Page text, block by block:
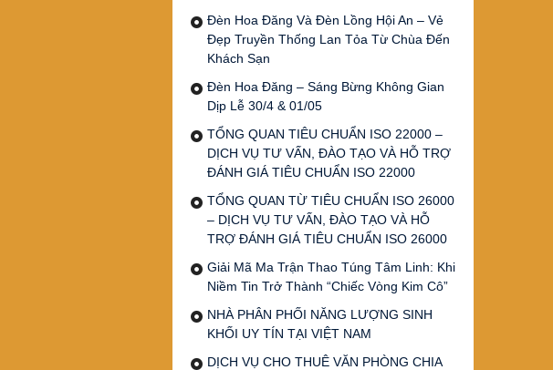
Đèn Hoa Đăng Và Đèn Lồng Hội An – Vẻ
Đẹp Truyền Thống Lan Tỏa Từ Chùa Đến
Khách Sạn
Đèn Hoa Đăng – Sáng Bừng Không Gian
Dịp Lễ 30/4 & 01/05
TỔNG QUAN TIÊU CHUẨN ISO 22000 –
DỊCH VỤ TƯ VẤN, ĐÀO TẠO VÀ HỖ TRỢ
ĐÁNH GIÁ TIÊU CHUẨN ISO 22000
TỔNG QUAN TỪ TIÊU CHUẨN ISO 26000
– DỊCH VỤ TƯ VẤN, ĐÀO TẠO VÀ HỖ
TRỢ ĐÁNH GIÁ TIÊU CHUẨN ISO 26000
Giải Mã Ma Trận Thao Túng Tâm Linh: Khi
Niềm Tin Trở Thành “Chiếc Vòng Kim Cô”
NHÀ PHÂN PHỐI NĂNG LƯỢNG SINH
KHỐI UY TÍN TẠI VIỆT NAM
DỊCH VỤ CHO THUÊ VĂN PHÒNG CHIA